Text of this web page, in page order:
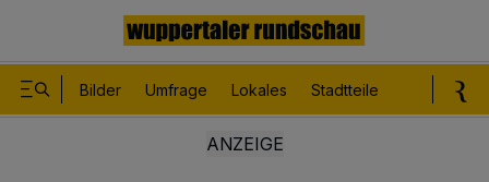
Bilder Umfrage Lokales Stadtteile